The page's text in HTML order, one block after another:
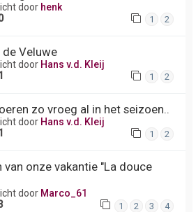
door henk
1 2
Veluwe
door Hans v.d. Kleij
1 2
zo vroeg al in het seizoen..
door Hans v.d. Kleij
1 2
van onze vakantie "La douce
door Marco_61
1 2 3 4